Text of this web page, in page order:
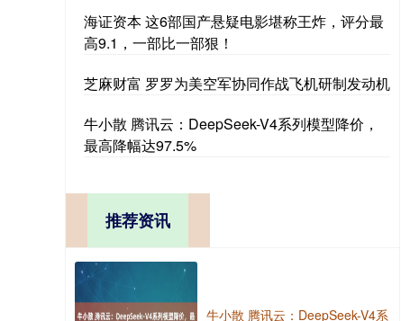
海证资本 这6部国产悬疑电影堪称王炸，评分最
高9.1，一部比一部狠！
芝麻财富 罗罗为美空军协同作战飞机研制发动机
牛小散 腾讯云：DeepSeek-V4系列模型降价，
最高降幅达97.5%
推荐资讯
牛小散 腾讯云：DeepSeek-V4系